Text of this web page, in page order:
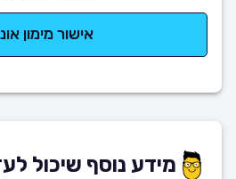
אישור מימון
מידע נוסף שיכול